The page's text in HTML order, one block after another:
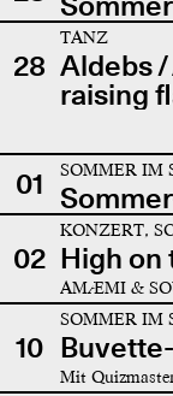
28
TANZ
Aldebs /
raising
01 SOMMER IM
02
KONZERT,
High on
AMÆMI &
10
SOMMER IM
Mit